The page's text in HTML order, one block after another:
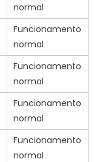
normal
Funcionamento
normal
Funcionamento
normal
Funcionamento
normal
Funcionamento
normal